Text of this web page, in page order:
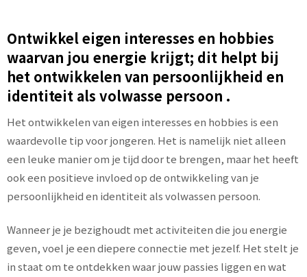
Ontwikkel eigen interesses en hobbies
waarvan jou energie krijgt; dit helpt bij
het ontwikkelen van persoonlijkheid en
identiteit als volwasse persoon .
Het ontwikkelen van eigen interesses en hobbies is een
waardevolle tip voor jongeren. Het is namelijk niet alleen
een leuke manier om je tijd door te brengen, maar het heeft
ook een positieve invloed op de ontwikkeling van je
persoonlijkheid en identiteit als volwassen persoon.
Wanneer je je bezighoudt met activiteiten die jou energie
geven, voel je een diepere connectie met jezelf. Het stelt je
in staat om te ontdekken waar jouw passies liggen en wat